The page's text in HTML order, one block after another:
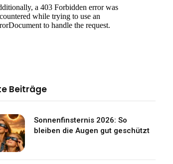
Beiträge
Sonnenfinsternis 2026: So
bleiben die Augen gut geschützt